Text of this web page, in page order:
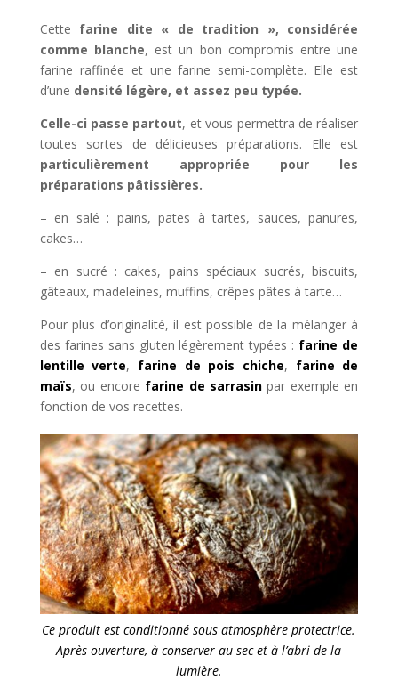
Cette farine dite « de tradition », considérée
comme blanche, est un bon compromis entre une
farine raffinée et une farine semi-complète. Elle est
d’une densité légère, et assez peu typée.
Celle-ci passe partout, et vous permettra de réaliser
toutes sortes de délicieuses préparations. Elle est
particulièrement appropriée pour les
préparations pâtissières.
– en salé : pains, pates à tartes, sauces, panures,
cakes…
– en sucré : cakes, pains spéciaux sucrés, biscuits,
gâteaux, madeleines, muffins, crêpes pâtes à tarte…
Pour plus d’originalité, il est possible de la mélanger à
des farines sans gluten légèrement typées : farine de
lentille verte, farine de pois chiche, farine de
maïs, ou encore farine de sarrasinpar exemple en
fonction de vos recettes.
Ce produit est conditionné sous atmosphère protectrice.
Après ouverture, à conserver au sec et à l’abri de la
lumière.